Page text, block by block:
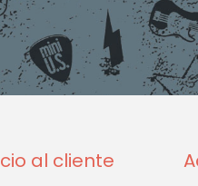
al cliente